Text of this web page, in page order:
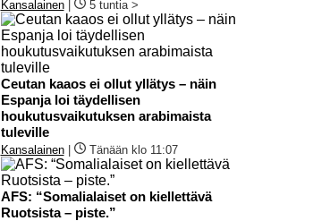
Kansalainen| 5 tuntia >
Ceutan kaaos ei ollut yllätys – näin
Espanja loi täydellisen
houkutusvaikutuksen arabimaista
tuleville
Kansalainen| Tänään klo 11:07
AFS: “Somalialaiset on kiellettävä
Ruotsista – piste.”